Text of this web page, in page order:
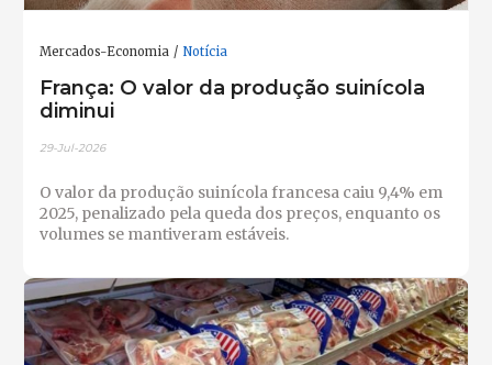
Mercados-Economia Notícia
França: O valor da produção suinícola
diminui
29-Jul-2026
O valor da produção suinícola francesa caiu 9,4% em
2025, penalizado pela queda dos preços, enquanto os
volumes se mantiveram estáveis.